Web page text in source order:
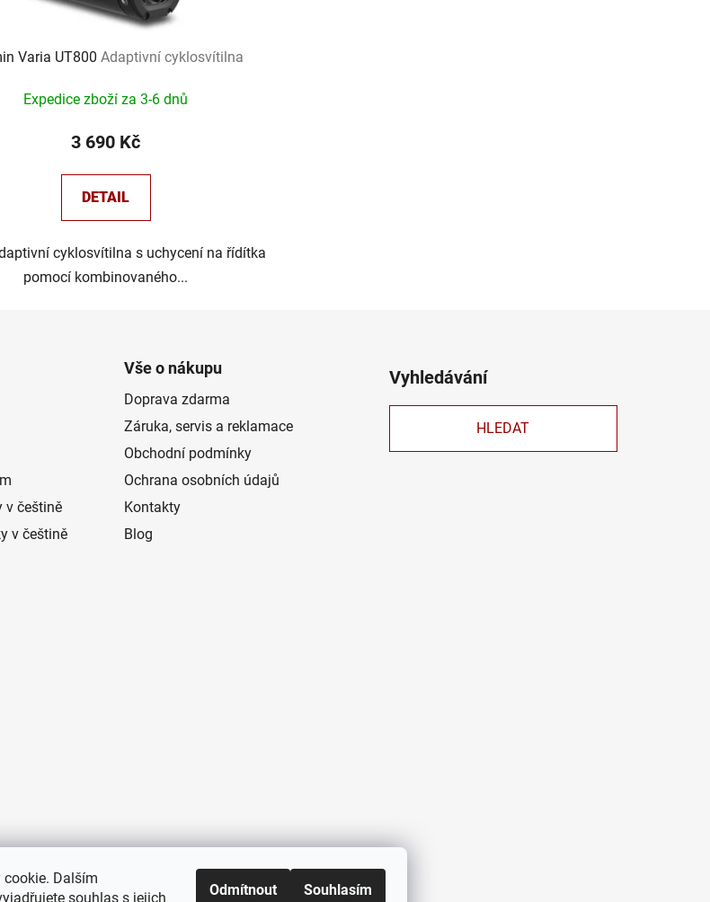
Dalším
souhlas s jejich
Odmítnout Souhlasím
Varia UT800Adaptivní cyklosvítilna
Expedice zboží za 3-6 dnů
3 690 Kč
DETAIL
cyklosvítilna s uchycení na řídítka
pomocí kombinovaného...
v češtině
v češtině
Vše o nákupu
Doprava zdarma
Záruka, servis a reklamace
Obchodní podmínky
Ochrana osobních údajů
Kontakty
Blog
Vyhledávání
HLEDAT